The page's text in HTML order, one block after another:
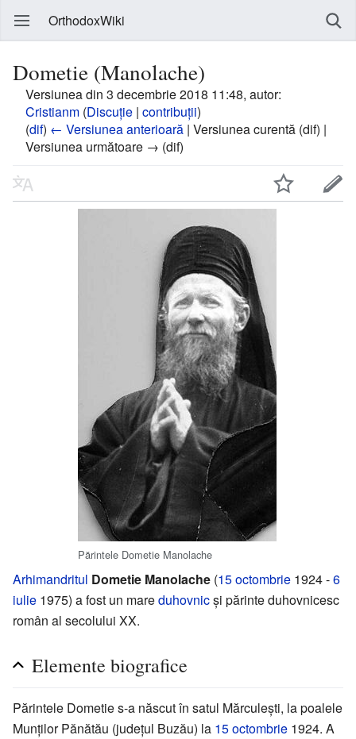
OrthodoxWiki
Dometie (Manolache)
Versiunea din 3 decembrie 2018 11:48, autor:
Cristianm (Discuție | contribuții)
(dif) ← Versiunea anterioară | Versiunea curentă (dif) |
Versiunea următoare → (dif)
Părintele Dometie Manolache
Arhimandritul Dometie Manolache (15 octombrie 1924 -6
iulie 1975) a fost un mareduhovnicşi părinte duhovnicesc
român al secolului XX.
Elemente biografice
Părintele Dometie s-a născut în satul Mărculeşti, la poalele
Munţilor Pănătău (judeţul Buzău) la 15 octombrie 1924. A